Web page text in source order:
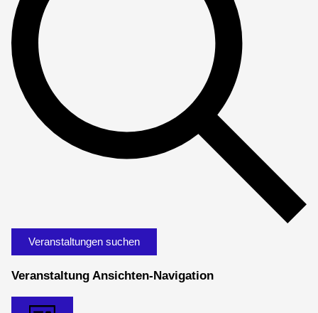
Veranstaltungen suchen
Veranstaltung Ansichten-Navigation